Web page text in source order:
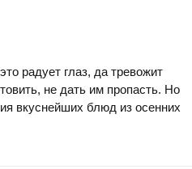
радует глаз, да тревожит
не дать им пропасть. Но
вкуснейших блюд из осенних